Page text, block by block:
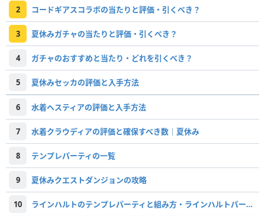
2 コードギアスコラボの当たりと評価・引くべき？
3 夏休みガチャの当たりと評価・引くべき？
4 ガチャのおすすめと当たり・どれを引くべき？
5 夏休みセッカの評価と入手方法
6 水着ヘスティアの評価と入手方法
7 水着クラウディアの評価と確保すべき数｜夏休み
8 テンプレパーティの一覧
9 夏休みクエストダンジョンの攻略
10 ラインハルトのテンプレパーティと組み方・ラインハルトパーティ